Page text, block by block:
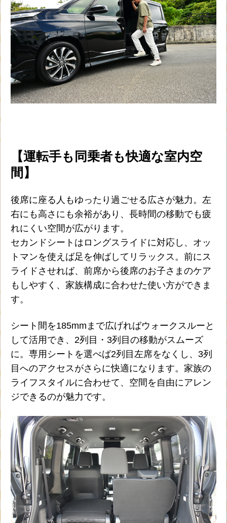
【運転手も同乗者も快適な室内空
間】
後席に座る人もゆったり過ごせる広さが魅力。左
右にも高さにも余裕があり、長時間の移動でも疲
れにくい空間が広がります。
セカンドシートはロングスライドに対応し、オッ
トマンを使えば足を伸ばしてリラックス。前にス
ライドさせれば、前席から後席のお子さまのケア
もしやすく、家族構成に合わせた使い方ができま
す。
シート間を185mmまで広げればウォークスルーと
して活用でき、2列目・3列目の移動がスムーズ
に。専用シートを選べば2列目左席をなくし、3列
目へのアクセスがさらに快適になります。家族の
ライフスタイルに合わせて、空間を自由にアレン
ジできるのが魅力です。